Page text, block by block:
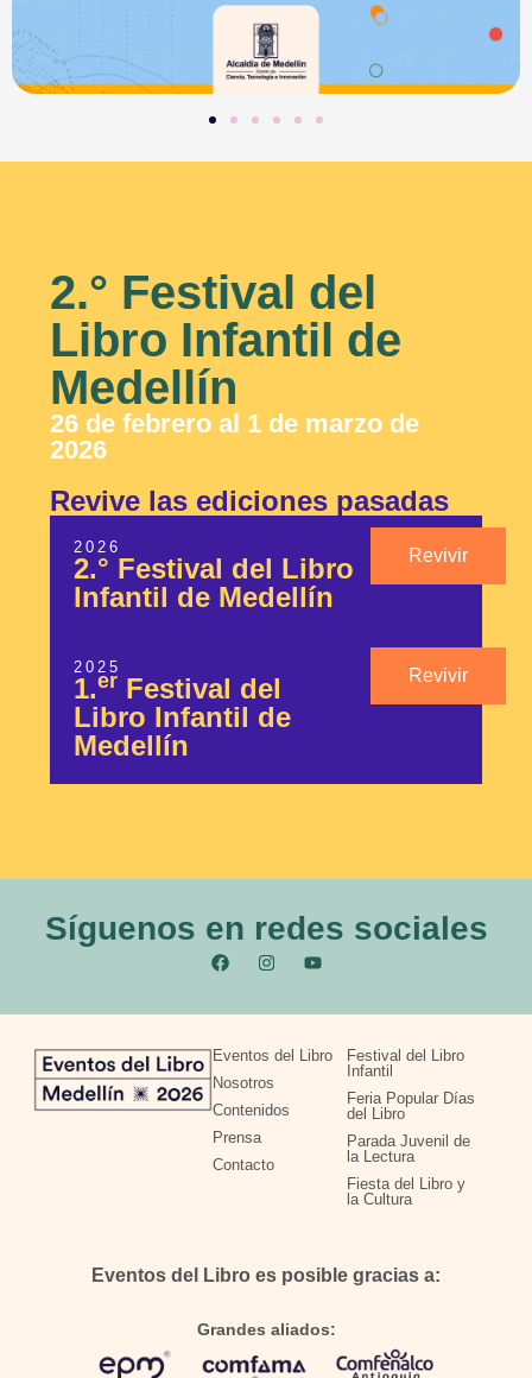
2.° Festival del
Libro Infantil de
Medellín
26 de febrero al 1 de marzo de
2026
Revive las ediciones pasadas
2026
2.° Festival del Libro
Infantil de Medellín
Revivir
2025
1.er Festival del
Libro Infantil de
Medellín
Revivir
Síguenos en redes sociales
Eventos del Libro
Nosotros
Contenidos
Prensa
Contacto
Festival del Libro
Infantil
Feria Popular Días
del Libro
Parada Juvenil de
la Lectura
Fiesta del Libro y
la Cultura
Eventos del Libro es posible gracias a:
Grandes aliados: